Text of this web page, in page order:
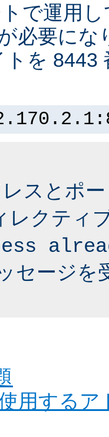
で運用
必要に
トを 8443
スとポ
レクティ
セージを
用する